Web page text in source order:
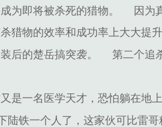
为即将被杀死的猎物。
因为
猎物的效率和成功率上大大提升
后的楚岳搞突袭。
第二个追
是一名医学天才，恐怕躺在地
陆铁一个人了，这家伙可比雷哥